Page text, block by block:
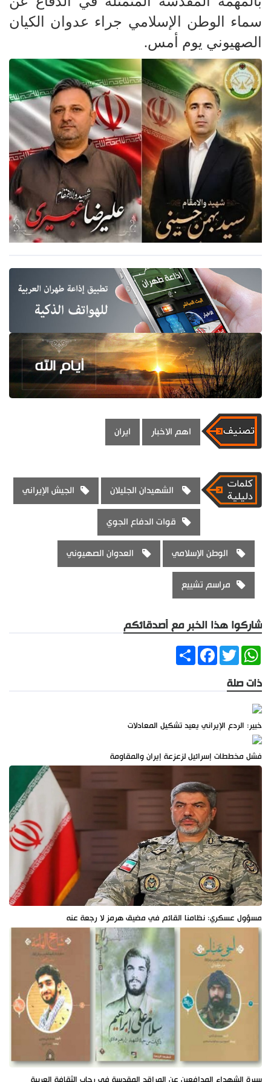
سماء الوطن الإسلامي جراء عدوان الكيان
الصهيوني يوم أمس.
اهم الاخبار ايران
الشهيدان الجليلان الجيش الإيراني
قوات الدفاع الجوي
الوطن الإسلامي العدوان الصهيوني
مراسم تشييع
شاركوا هذا الخبر مع أصدقائكم
ShareFacebookTwitter
WhatsApp
ذات صلة
خبير: الردع الإيراني يعيد تشكيل المعادلات
فشل مخططات إسرائيل لزعزعة إيران والمقاومة
مسؤول عسكري: نظامنا القائم في مضيق هرمز لا رجعة عنه
سيرة الشهداء المدافعين عن المراقد المقدسة في رحاب الثقافة العربية